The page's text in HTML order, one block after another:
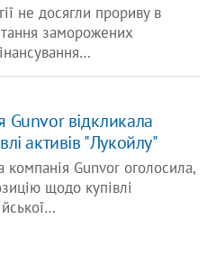
не досягли прориву в
заморожених
відкликала
активів "Лукойлу"
Gunvor оголосила,
щодо купівлі